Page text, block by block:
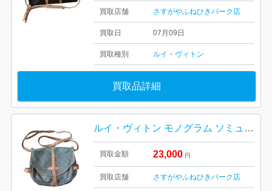
買取店舗 さすがやふねひきパーク店
買取日 07月09日
買取種別 ルイ・ヴィトン
買取品詳細
ルイ・ヴィトン モノグラム ソミュール
買取金額 23,000 円
買取店舗 さすがやふねひきパーク店